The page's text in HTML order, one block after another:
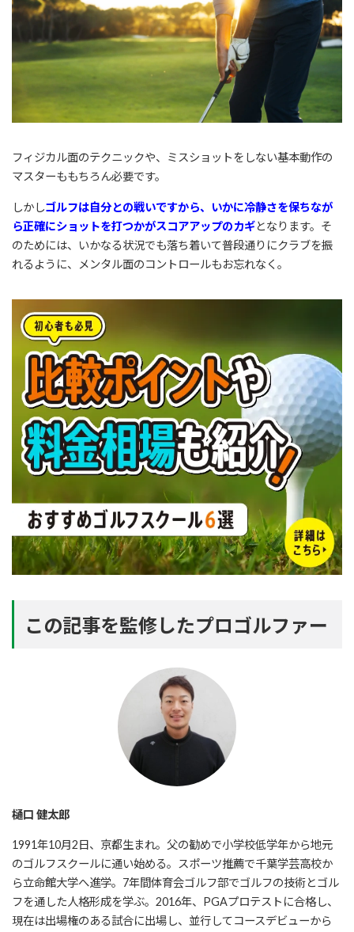
フィジカル面のテクニックや、ミスショットをしない基本動作の
マスターももちろん必要です。
しかしゴルフは自分との戦いですから、いかに冷静さを保ちなが
ら正確にショットを打つかがスコアアップのカギとなります。そ
のためには、いかなる状況でも落ち着いて普段通りにクラブを振
れるように、メンタル面のコントロールもお忘れなく。
この記事を監修したプロゴルファー
樋口 健太郎
1991年10月2日、京都生まれ。父の勧めで小学校低学年から地元
のゴルフスクールに通い始める。スポーツ推薦で千葉学芸高校か
ら立命館大学へ進学。7年間体育会ゴルフ部でゴルフの技術とゴル
フを通した人格形成を学ぶ。2016年、PGAプロテストに合格し、
現在は出場権のある試合に出場し、並行してコースデビューから